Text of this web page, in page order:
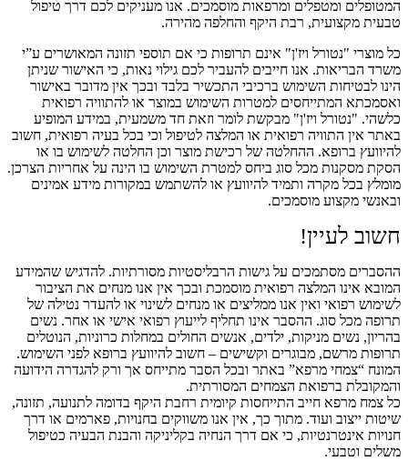
המטופלים ומטפלים ומרפאות מוסמכים. אנו מעניקים לכם דרך טיפול
טבעית מקצועית, רבת היקף והחלפה מהירה.
כל מוצרי "נטורל ויז'ן" אינם תרופות כי אם תוספי תזונה המאושרים ע”י
משרד הבריאות. אנו חייבים להעביר לכם גילוי נאות, כי האישור שניתן
הינו לבטיחות השימוש ברכיבי התכשיר בלבד ובכך אין מדובר באישור
ואסמכתא המתייחסים למטרות השימוש במוצר או להתוויה רפואית
כלשהי. "נטורל ויז'ן" מבקשת לומר וזאת חד משמעית, במידע המופיע
באתר אין התוויה רפואית או המלצה לטיפול וכי בכל בעיה רפואית, חשוב
להיוועץ ברופא. ההחלטה של רכישת מוצר וכן החלטה לשימוש בו או
הסקת מסקנות מכל סוג ביחס למטרת השימוש בו הינה על אחריות הצרכן.
מומלץ בכל מקרה ותמיד להיוועץ או להשתמש במקורות מידע אמינים
ובאנשי מקצוע מוסמכים.
חשוב לעיין!
ההסברים מסתמכים על גישות הרבליסטיות מסורתיות. להדגיש שהמידע
המובא אינו המלצה רפואית מוסמכת ובכך אין אנו מנחים את הציבור
לשימוש רפואי ואין אנו ממליצים או מנחים לשינוי או להעדר נטילה של
תרופה מכל סוג. ההסבר אינו תחליף לייעוץ רפואי אישי או אחר. נשים
בהריון, נשים מניקות, ילדים, אנשים החולים במחלות כרוניות, הנוטלים
תרופות מרשם, מבוגרים וקשישים – חשוב להיוועץ ברופא לפני השימוש.
המונח “צמחי מרפא” באתר ובכל הסבר מתייחס אך ורק להגדרה הידועה
והמקובלת ברפואת הצמחים המסורתית.
כל צמח מרפא חייב התייחסות קיומית רחבת היקף בדומה לתנועה, תזונה,
שיטות ייצוב ועוד. מתוך כך, אין אנו משווקים בחנויות, פארמים או דרך
חנויות אינטרנטיות, כי אם דרך הנחיה בקליניקה והבנת הבעיה כטיפול
משלים וטבעי.